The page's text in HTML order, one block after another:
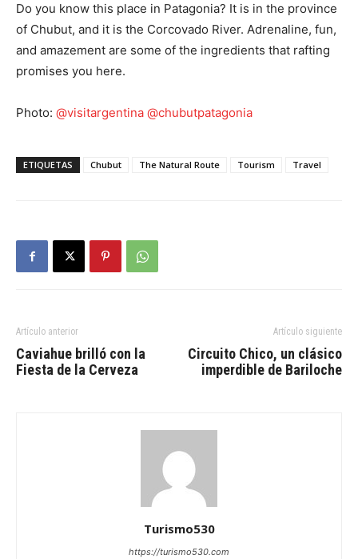
Do you know this place in Patagonia? It is in the province
of Chubut, and it is the Corcovado River. Adrenaline, fun,
and amazement are some of the ingredients that rafting
promises you here.
Photo: @visitargentina @chubutpatagonia
ETIQUETAS Chubut The Natural Route Tourism Travel
Artículo anterior
Caviahue brilló con la
Fiesta de la Cerveza
Artículo siguiente
Circuito Chico, un clásico
imperdible de Bariloche
Turismo530
https://turismo530.com